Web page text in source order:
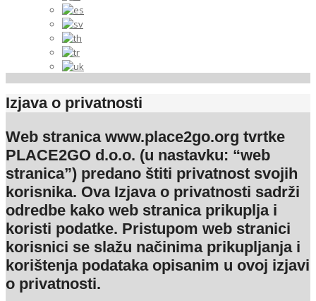
Izjava o privatnosti
Web stranica www.place2go.org tvrtke
PLACE2GO d.o.o. (u nastavku: “web
stranica”) predano štiti privatnost svojih
korisnika. Ova Izjava o privatnosti sadrži
odredbe kako web stranica prikuplja i
koristi podatke. Pristupom web stranici
korisnici se slažu načinima prikupljanja i
korištenja podataka opisanim u ovoj izjavi
o privatnosti.